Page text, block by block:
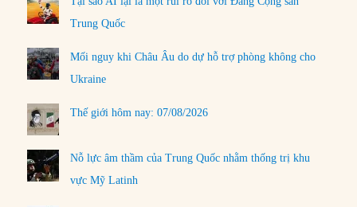
Trung Quốc
Mối nguy khi Châu Âu do dự hỗ trợ phòng không cho
Ukraine
Thế giới hôm nay: 07/08/2026
Nỗ lực âm thầm của Trung Quốc nhằm thống trị khu
vực Mỹ Latinh